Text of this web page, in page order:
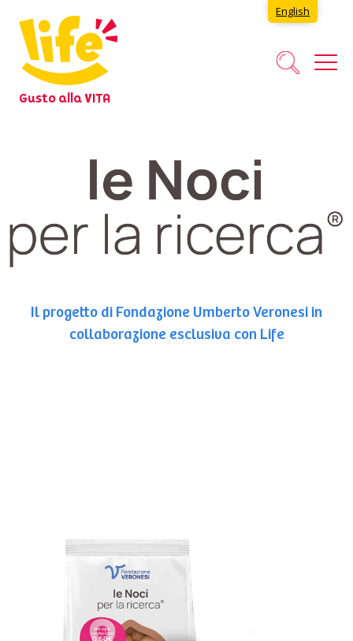
Gusto alla VITA
Il progetto di Fondazione Umberto Veronesi in
collaborazione esclusiva con Life
English